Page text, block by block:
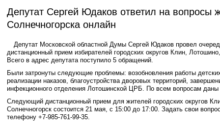
Депутат Сергей Юдаков ответил на вопросы
Солнечногорска онлайн
Депутат Московской областной Думы Сергей Юдаков провел
дистанционный прием избирателей городских округов Клин,
Всего в адрес депутата поступило 5 обращений.
Были затронуты следующие проблемы: возобновления работы
реализации наказов, благоустройства дворовых территорий,
инфекционного отделения Лотошинской ЦРБ. По всем вопросам даны
Следующий дистанционный прием для жителей городских округов
Солнечногорск состоится 21 мая, с 15:00 до 17:00. Задать свои
телефону +7-985-761-99-35.